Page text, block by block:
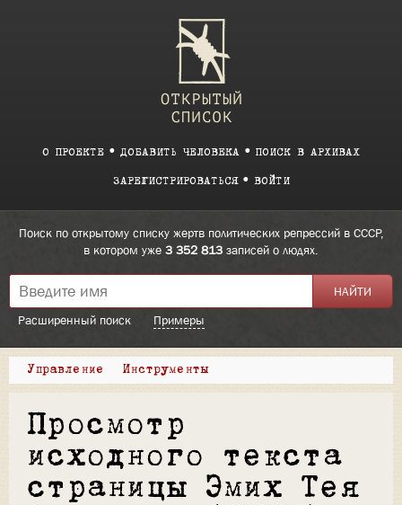
О ПРОЕКТЕ ДОБАВИТЬ ЧЕЛОВЕКА ПОИСК В АРХИВАХ
ЗАРЕГИСТРИРОВАТЬСЯ ВОЙТИ
Поиск по открытому списку жертв политических репрессий в СССР,
в котором уже 3 352 813 записей о людях.
Расширенный поиск Примеры
Управление Инструменты
Просмотр
исходного текста
страницы Эмих Тея